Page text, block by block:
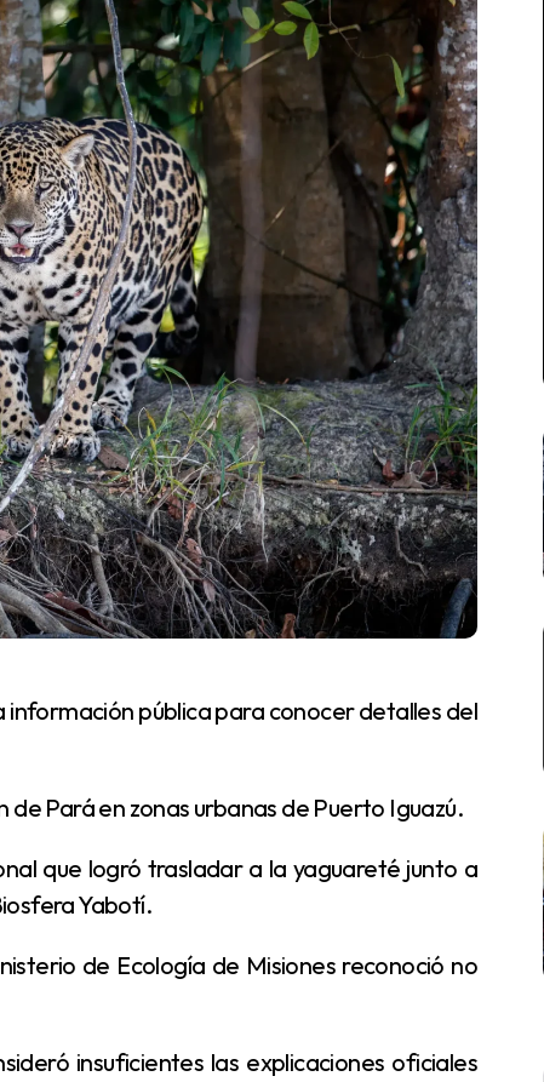
de Pará en zonas urbanas de Puerto Iguazú.
Yabotí.